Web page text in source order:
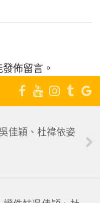
佈留言。
佳穎、杜禕依姿